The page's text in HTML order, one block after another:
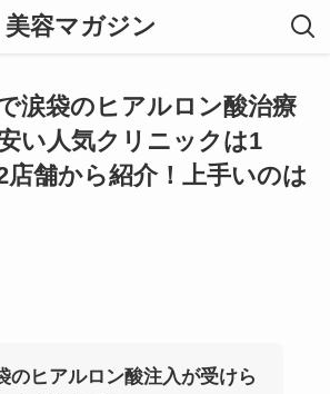
美容マガジン
涙袋のヒアルロン酸治療
い人気クリニックは1
店舗から紹介！上手いのは
のヒアルロン酸注入が受けら